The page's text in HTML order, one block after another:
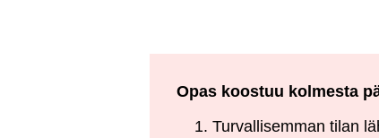
Opas koostuu kolmesta
Turvallisemman tilan